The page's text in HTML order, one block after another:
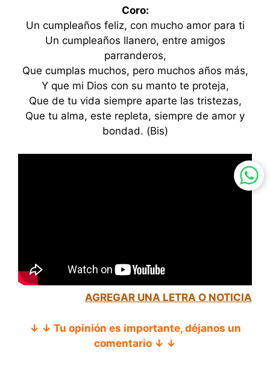
Coro:
Un cumpleaños feliz, con mucho amor para ti
Un cumpleaños llanero, entre amigos
parranderos,
Que cumplas muchos, pero muchos años más,
Y que mi Dios con su manto te proteja,
Que de tu vida siempre aparte las tristezas,
Que tu alma, este repleta, siempre de amor y
bondad. (Bis)
AGREGAR UNA LETRA O NOTICIA
↓ ↓ Tu opinión es importante, déjanos un
comentario ↓ ↓